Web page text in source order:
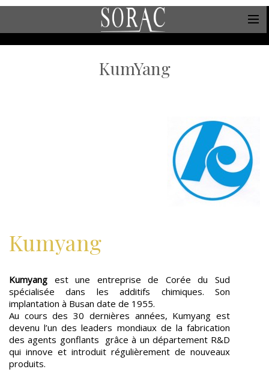
KumYang
Kumyang
Kumyang est une entreprise de Corée du Sud
spécialisée dans les additifs chimiques. Son
implantation à Busan date de 1955.
Au cours des 30 dernières années, Kumyang est
devenu l’un des leaders mondiaux de la fabrication
des agents gonflants grâce à un département R&D
qui innove et introduit régulièrement de nouveaux
produits.